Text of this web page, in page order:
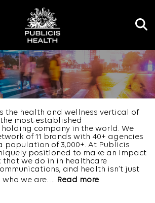
the health and wellness vertical of
most-established
company in the world. We
of 11 brands with 40+ agencies
of 3,000+. At Publicis
positioned to make an impact
that we do in in healthcare
and health isn’t just
who we are. ... Read more